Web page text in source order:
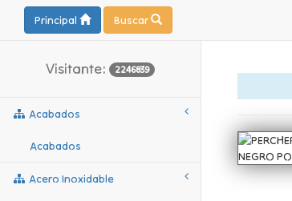
Principal Buscar
Visitante: 2246839
Acabados
Acabados
Acero Inoxidable